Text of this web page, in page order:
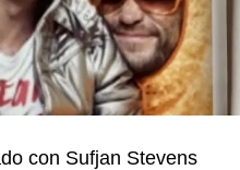
con Sufjan Stevens